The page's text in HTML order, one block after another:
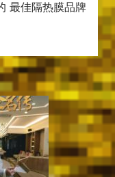
最佳隔热膜品牌